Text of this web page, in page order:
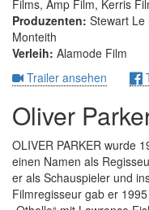
Films, Amp Film, Kerris
Produzenten: Stewart Le
Monteith
Verleih: Alamode Film
Trailer ansehen
Oliver
OLIVER PARKER wurde
einen Namen als
er als Schauspieler und
Filmregisseur gab er